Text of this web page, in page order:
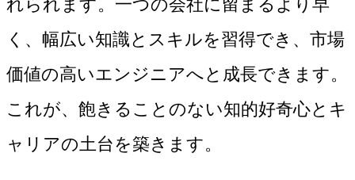
れられます。一つの会社に留まるより早
く、幅広い知識とスキルを習得でき、市場
価値の高いエンジニアへと成長できます。
これが、飽きることのない知的好奇心とキ
ャリアの土台を築きます。